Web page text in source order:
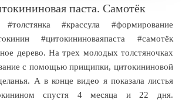
паста. Самотёк
#толстянка #крассула #формирование
#цитокининоваяпаста #самотёк
дерево. На трех молодых толстяночках
с помощью прищипки, цитокининовой
А в конце видео я показала листья
спустя 4 месяца и 22 дня.